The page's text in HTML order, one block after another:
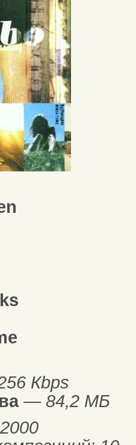
Кbps
— 84,2 МБ